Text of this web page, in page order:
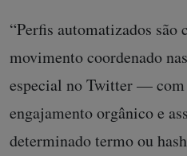
“Perfis automatizados são
movimento coordenado
especial no Twitter —
engajamento orgânico e
determinado termo ou